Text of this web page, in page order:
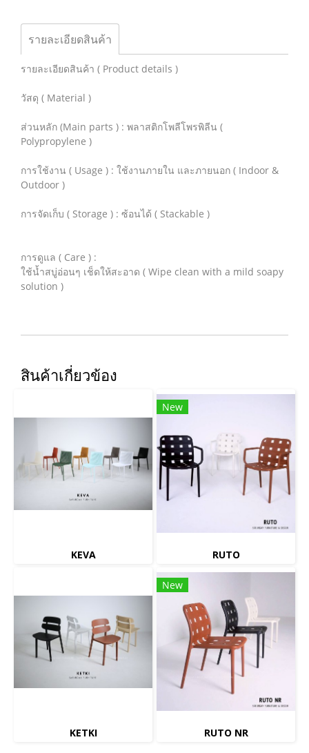
รายละเอียดสินค้า
รายละเอียดสินค้า ( Product details )
วัสดุ ( Material )
ส่วนหลัก (Main parts ) : พลาสติกโพลีโพรพิลีน (
Polypropylene )
การใช้งาน ( Usage ) : ใช้งานภายใน และภายนอก ( Indoor &
Outdoor )
การจัดเก็บ ( Storage ) : ซ้อนได้ ( Stackable )
การดูแล ( Care ) :
ใช้น้ำสบู่อ่อนๆ เช็ดให้สะอาด ( Wipe clean with a mild soapy
solution )
สินค้าเกี่ยวข้อง
KEVA
New
RUTO
KETKI
New
RUTO NR